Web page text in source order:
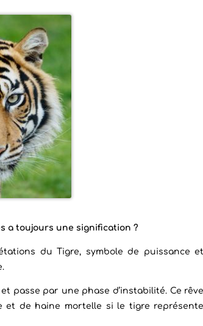
a toujours une signification ?
du Tigre, symbole de puissance et
passe par une phase d’instabilité. Ce rêve
et de haine mortelle si le tigre représente